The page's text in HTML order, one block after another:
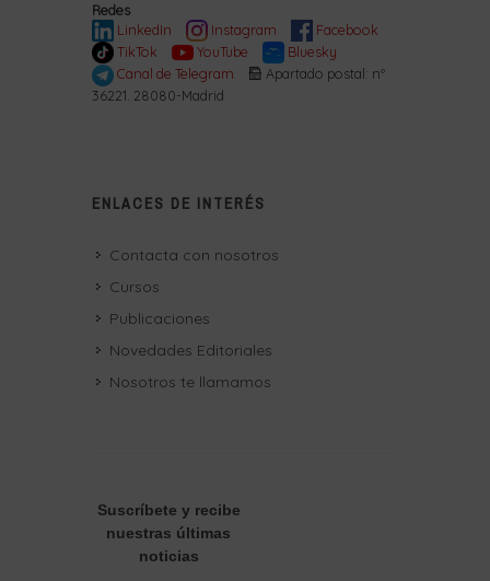
Redes
LinkedIn
Instagram
Facebook
TikTok
YouTube
Bluesky
Canal de Telegram
Apartado postal: nº
36221. 28080-Madrid
ENLACES DE INTERÉS
Contacta con nosotros
Cursos
Publicaciones
Novedades Editoriales
Nosotros te llamamos
Suscríbete y recibe
nuestras últimas
noticias